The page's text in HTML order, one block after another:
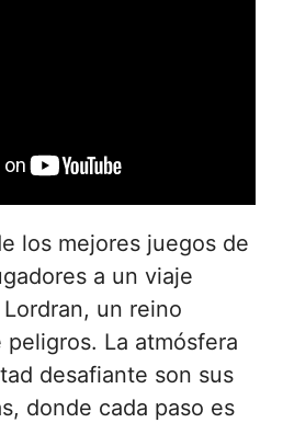
los mejores juegos de
a un viaje
un reino
La atmósfera
desafiante son sus
donde cada paso es